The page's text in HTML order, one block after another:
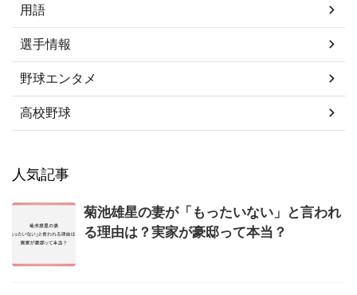
用語
選手情報
野球エンタメ
高校野球
人気記事
菊池雄星の妻が「もったいない」と言われ
る理由は？実家が豪邸って本当？